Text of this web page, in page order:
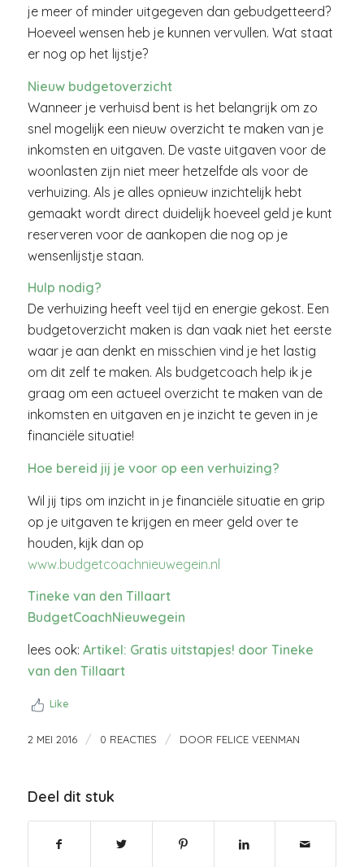
je meer of minder uitgegeven dan gebudgetteerd?
Hoeveel wensen heb je kunnen vervullen. Wat staat
er nog op het lijstje?
Nieuw budgetoverzicht
Wanneer je verhuisd bent is het belangrijk om zo
snel mogelijk een nieuw overzicht te maken van je
inkomsten en uitgaven. De vaste uitgaven voor de
woonlasten zijn niet meer hetzelfde als voor de
verhuizing. Als je alles opnieuw inzichtelijk hebt
gemaakt wordt direct duidelijk hoeveel geld je kunt
reserveren voor de aankopen die nog op je
wensenlijstje staan.
Hulp nodig?
De verhuizing heeft veel tijd en energie gekost. Een
budgetoverzicht maken is dan vaak niet het eerste
waar je aan denkt en misschien vind je het lastig
om dit zelf te maken. Als budgetcoach help ik je
graag om een actueel overzicht te maken van de
inkomsten en uitgaven en je inzicht te geven in je
financiële situatie!
Hoe bereid jij je voor op een verhuizing?
Wil jij tips om inzicht in je financiële situatie en grip
op je uitgaven te krijgen en meer geld over te
houden, kijk dan op
www.budgetcoachnieuwegein.nl
Tineke van den Tillaart
BudgetCoachNieuwegein
lees ook: Artikel: Gratis uitstapjes! door Tineke
van den Tillaart
Like
2 MEI 2016 / 0 REACTIES / DOOR FELICE VEENMAN
Deel dit stuk